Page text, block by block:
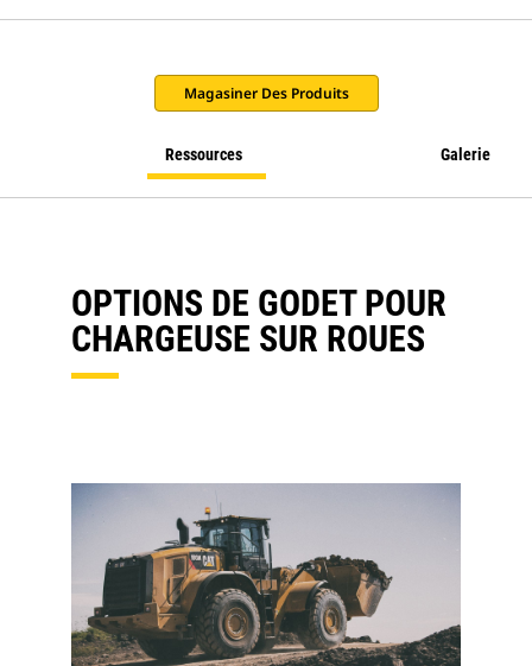
Magasiner Des Produits
Ressources Galerie
OPTIONS DE GODET POUR
CHARGEUSE SUR ROUES